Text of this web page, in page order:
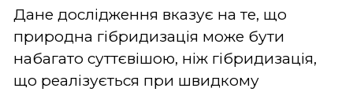
Дане дослідження вказує на те, що
природна гібридизація може бути
набагато суттєвішою, ніж гібридизація,
що реалізується при швидкому